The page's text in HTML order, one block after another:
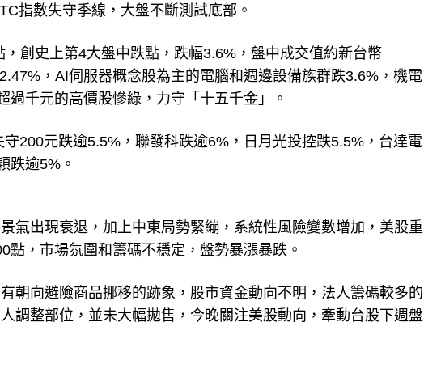
指數失守季線，大盤不斷測試底部。
創史上第4大盤中跌點，跌幅3.6%，盤中成交值約新台幣
，AI伺服器概念股為主的電腦和週邊設備族群跌3.6%，機電
千元的高價股慘綠，力守「十五千金」。
200元跌逾5.5%，聯發科跌逾6%，日月光投控跌5.5%，台達電
跌逾5%。
氣出現衰退，加上中東局勢緊繃，系統性風險變數增加，美股重
，市場氛圍和籌碼不穩定，盤勢暴漲暴跌。
朝向避險商品挪移的跡象，股市資金動向不明，法人籌碼較多的
調整部位，並未大幅拋售，今晚關注美股動向，牽動台股下週盤